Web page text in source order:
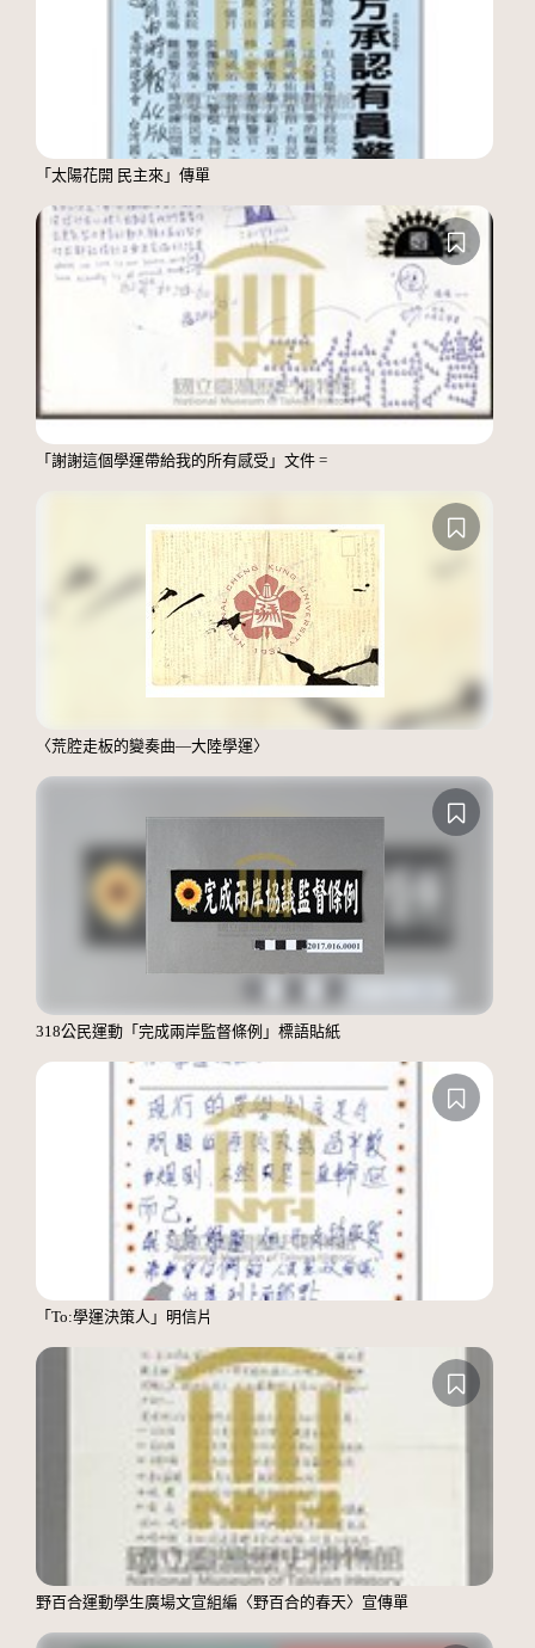
「太陽花開 民主來」傳單
「謝謝這個學運帶給我的所有感受」文件 =
〈荒腔走板的變奏曲—大陸學運〉
318公民運動「完成兩岸監督條例」標語貼紙
「To:學運決策人」明信片
野百合運動學生廣場文宣組編〈野百合的春天〉宣傳單